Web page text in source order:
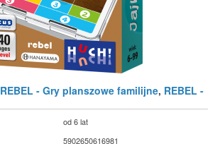
REBEL - Gry planszowe familijne, REBEL -
od 6 lat
5902650616981